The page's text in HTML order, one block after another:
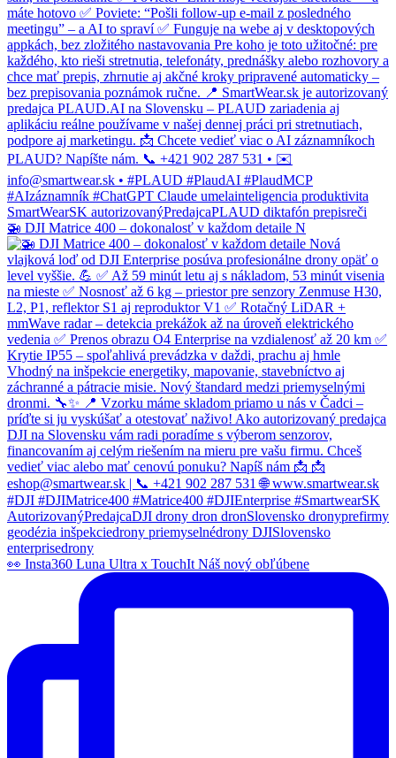
🚁 DJI Matrice 400 – dokonalosť v každom detaile N
👀 Insta360 Luna Ultra x TouchIt Náš nový obľúbene